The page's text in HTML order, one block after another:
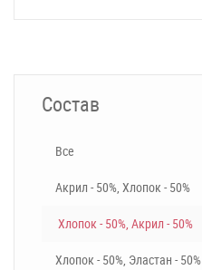
Состав
Все
Акрил - 50%, Хлопок - 50%
Хлопок - 50%, Акрил - 50%
Хлопок - 50%, Эластан - 50%